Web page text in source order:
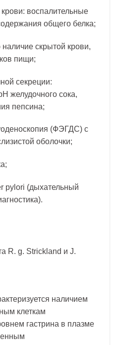
воспалительные
общего белка;
скрытой крови,
пищи;
секреции:
желудочного сока,
пепсина;
(ФЭГДС) с
оболочки;
pylori (дыхательный
R. g. Strickland и J.
наличием
клеткам
гастрина в плазме